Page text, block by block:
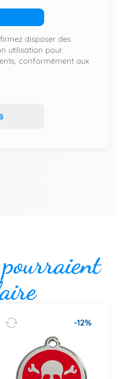
disposer des
utilisation pour
conformément aux
-12%